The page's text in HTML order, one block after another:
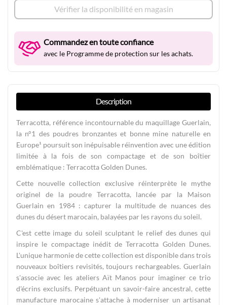
Vérifier la disponibilité en magasin
Commandez en toute confiance
avec le Programme de protection sur les achats.
Description
Terracotta, référence incontournable du maquillage Guerlain,
la n°1 des poudres bronzantes et bonne mine naturelle en
Europe¹ poursuit son inépuisable réinvention avec une édition
limitée à la fois de son compactage et de son boîtier
emblématique : Terracotta Golden Dunes.
Cette nouvelle collection exclusive réinterprète le mythe
originel de la poudre Terracotta, lancée par la Maison
Guerlain en 1984 : capturer la multitude de nuances des
dunes du désert marocain, balayées par les rayons du soleil.
C'est cette image du soleil sculptant le relief des dunes qui
inspire le compactage inédit de Terracotta Golden Dunes.
L'unique harmonie de cette collection est disponible dans trois
nouveaux boîtiers revisités, toujours rechargeables. Guerlain
s'associe avec les ateliers Aït Manos pour imaginer ce trio
d'écrins exclusifs. Perpétuant un savoir-faire ancestral, cette
manufacture marocaine s'attache à moderniser un artisanat